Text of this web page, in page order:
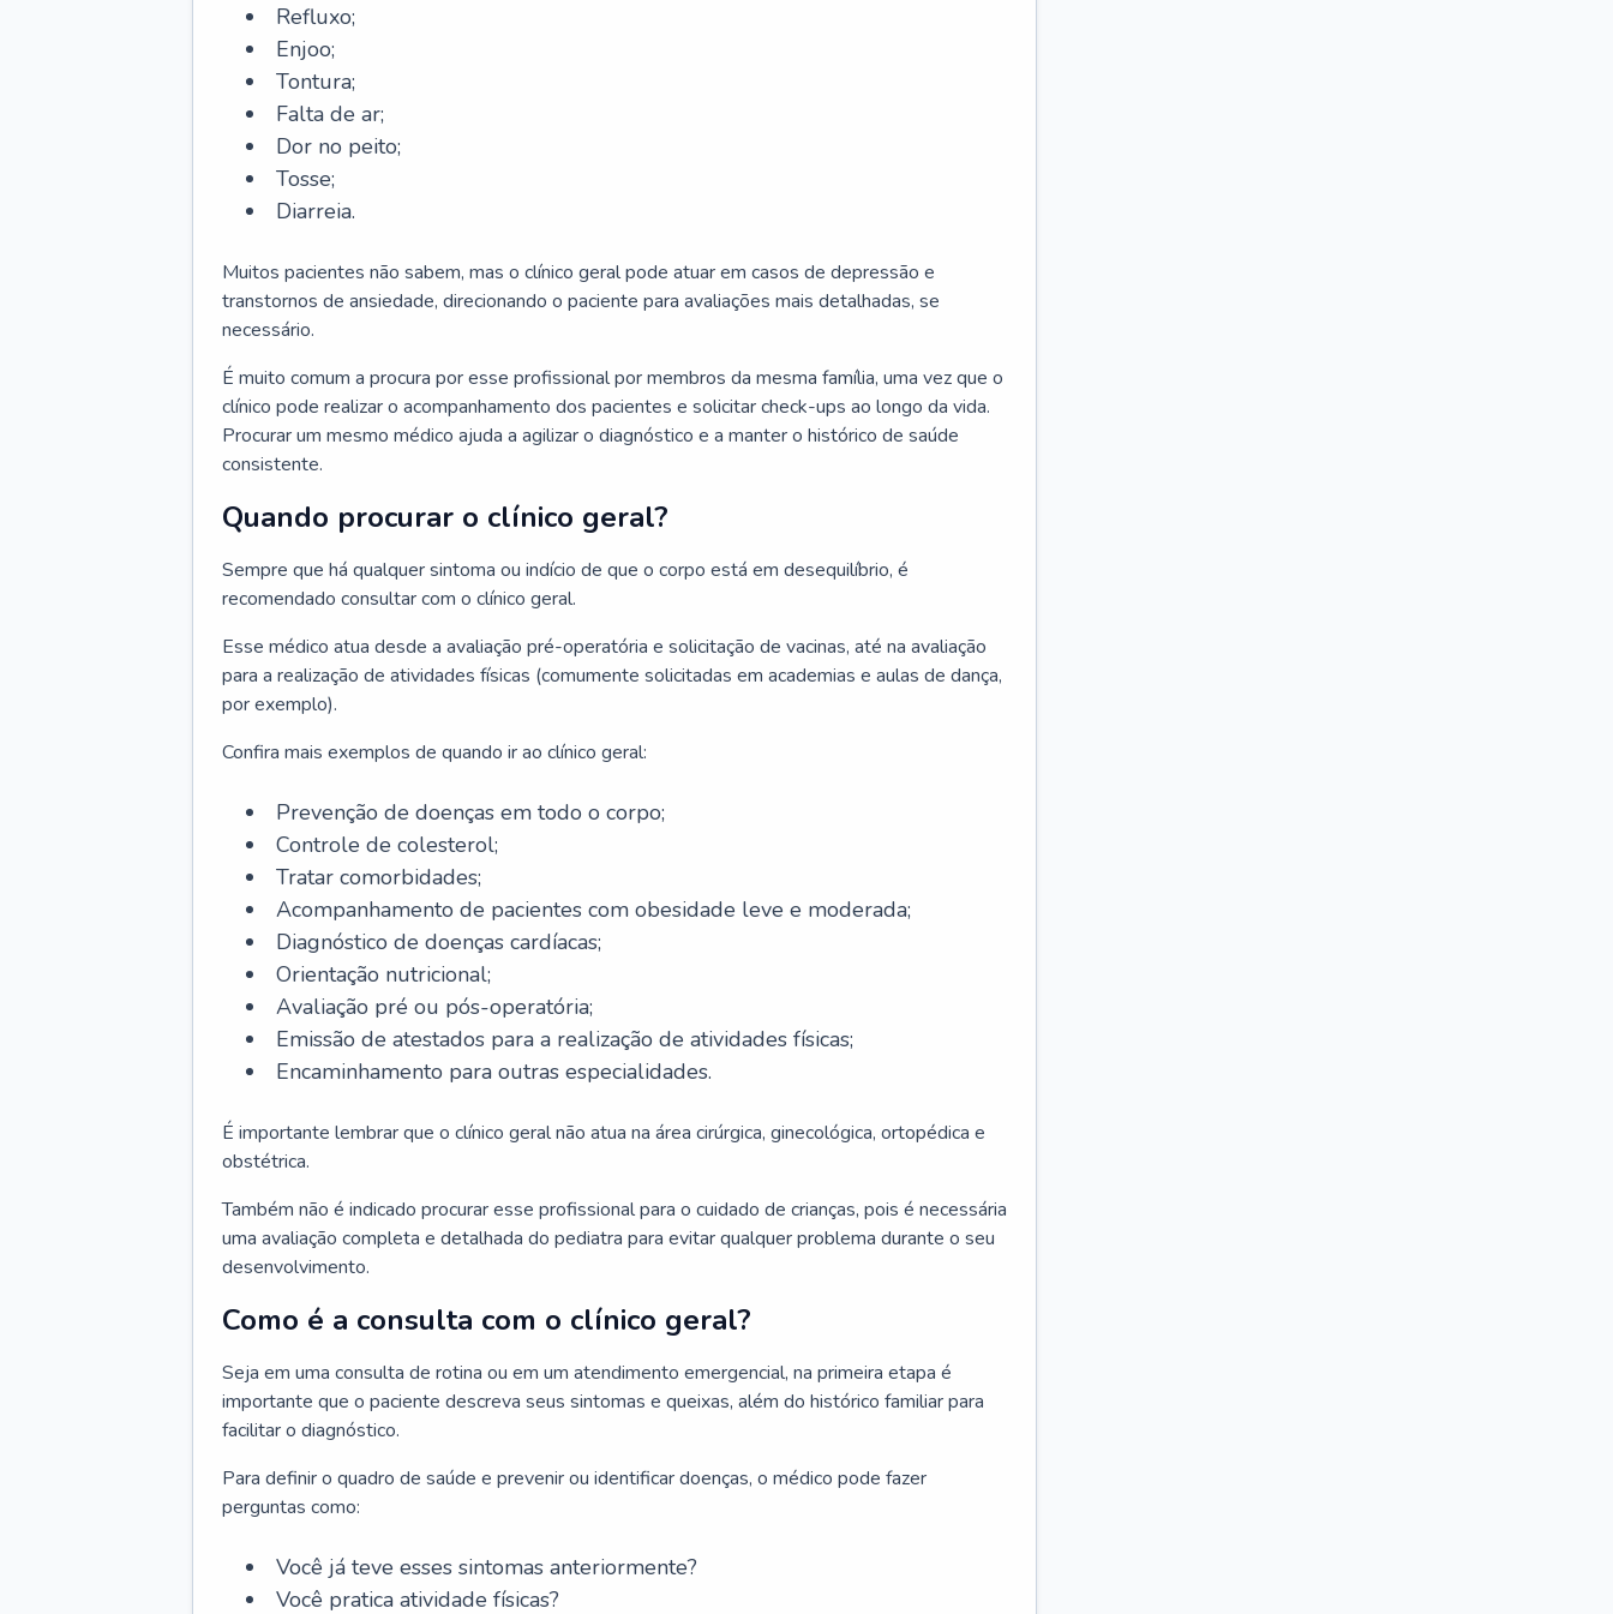
Refluxo;
Enjoo;
Tontura;
Falta de ar;
Dor no peito;
Tosse;
Diarreia.
Muitos pacientes não sabem, mas o clínico geral pode atuar em casos de depressão e
transtornos de ansiedade, direcionando o paciente para avaliações mais detalhadas, se
necessário.
É muito comum a procura por esse profissional por membros da mesma família, uma vez que o
clínico pode realizar o acompanhamento dos pacientes e solicitar check-ups ao longo da vida.
Procurar um mesmo médico ajuda a agilizar o diagnóstico e a manter o histórico de saúde
consistente.
Quando procurar o clínico geral?
Sempre que há qualquer sintoma ou indício de que o corpo está em desequilíbrio, é
recomendado consultar com o clínico geral.
Esse médico atua desde a avaliação pré-operatória e solicitação de vacinas, até na avaliação
para a realização de atividades físicas (comumente solicitadas em academias e aulas de dança,
por exemplo).
Confira mais exemplos de quando ir ao clínico geral:
Prevenção de doenças em todo o corpo;
Controle de colesterol;
Tratar comorbidades;
Acompanhamento de pacientes com obesidade leve e moderada;
Diagnóstico de doenças cardíacas;
Orientação nutricional;
Avaliação pré ou pós-operatória;
Emissão de atestados para a realização de atividades físicas;
Encaminhamento para outras especialidades.
É importante lembrar que o clínico geral não atua na área cirúrgica, ginecológica, ortopédica e
obstétrica.
Também não é indicado procurar esse profissional para o cuidado de crianças, pois é necessária
uma avaliação completa e detalhada do pediatra para evitar qualquer problema durante o seu
desenvolvimento.
Como é a consulta com o clínico geral?
Seja em uma consulta de rotina ou em um atendimento emergencial, na primeira etapa é
importante que o paciente descreva seus sintomas e queixas, além do histórico familiar para
facilitar o diagnóstico.
Para definir o quadro de saúde e prevenir ou identificar doenças, o médico pode fazer
perguntas como:
Você já teve esses sintomas anteriormente?
Você pratica atividade físicas?